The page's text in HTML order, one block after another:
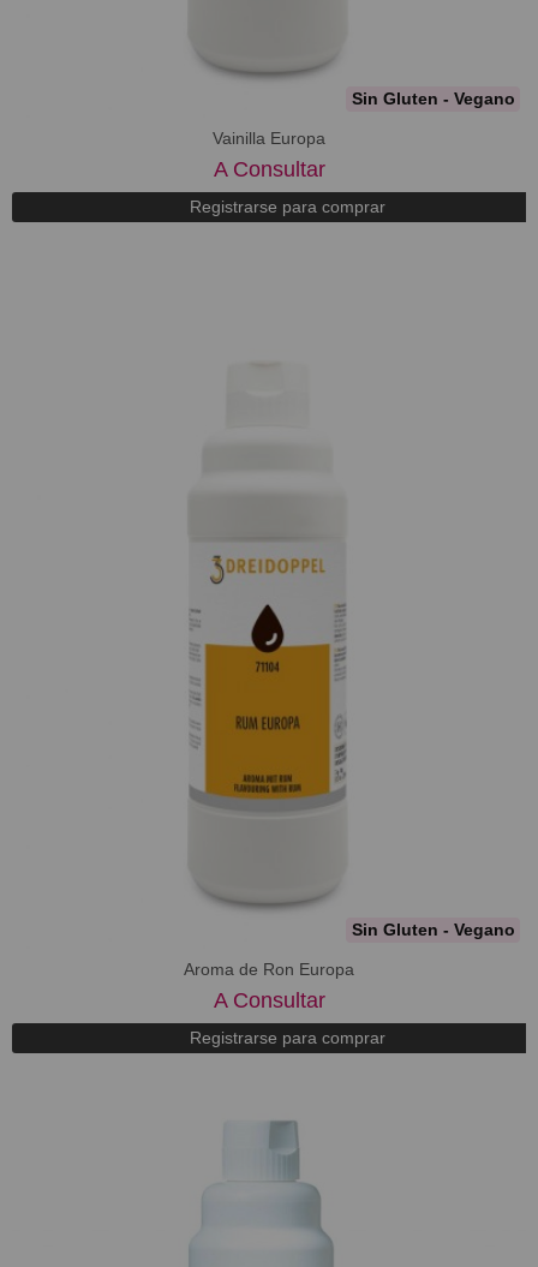
Sin Gluten - Vegano
Vainilla Europa
A Consultar
Registrarse para comprar
Sin Gluten - Vegano
Aroma de Ron Europa
A Consultar
Registrarse para comprar